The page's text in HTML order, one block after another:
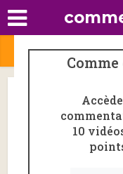
Le
Amélie Vioux
10